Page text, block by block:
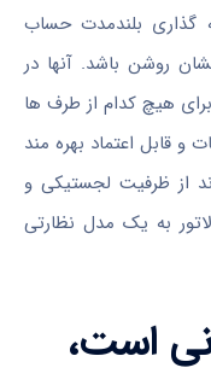
گذاری بلندمدت حساب
روشن باشد. آنها در
هیچ کدام از طرف ها
قابل اعتماد بهره مند
از ظرفیت لجستیکی و
به یک مدل نظارتی
است،